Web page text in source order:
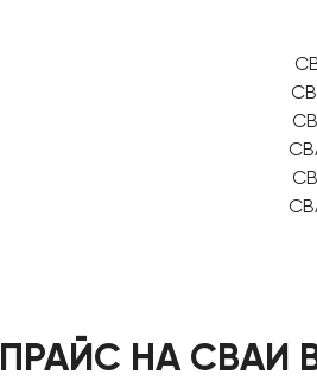
ПРАЙС НА СВАИ